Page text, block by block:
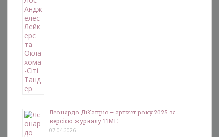
Леонардо ДіКапріо – артист року 2025 за
версією журналу TIME
07.04.2026